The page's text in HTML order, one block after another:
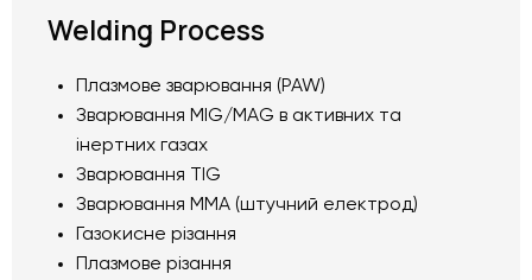
Welding Process
Плазмове зварювання (PAW)
Зварювання MIG/MAG в активних та
інертних газах
Зварювання TIG
Зварювання ММА (штучний електрод)
Газокисне різання
Плазмове різання